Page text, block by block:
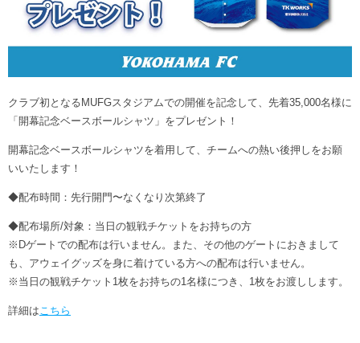
クラブ初となるMUFGスタジアムでの開催を記念して、先着35,000名様に
「開幕記念ベースボールシャツ」をプレゼント！
開幕記念ベースボールシャツを着用して、チームへの熱い後押しをお願
いいたします！
◆配布時間：先行開門〜なくなり次第終了
◆配布場所/対象：当日の観戦チケットをお持ちの方
※Dゲートでの配布は行いません。また、その他のゲートにおきまして
も、アウェイグッズを身に着けている方への配布は行いません。
※当日の観戦チケット1枚をお持ちの1名様につき、1枚をお渡しします。
詳細は こちら